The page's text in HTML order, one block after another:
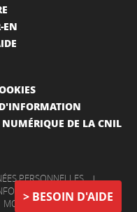
BESOIN D'AIDE
EN
DE LA CNIL
PERSONNELLES |
|
INFORMATIONS
MON COMPTE |
NOUS